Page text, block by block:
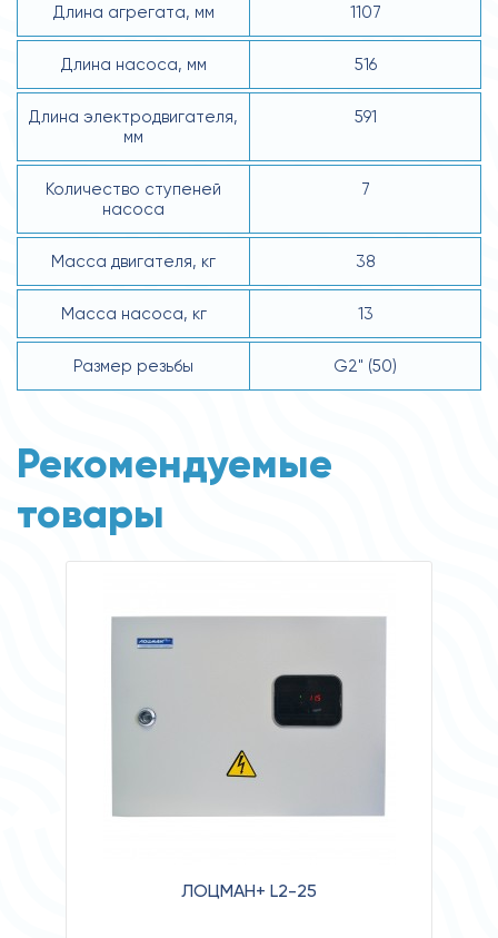
Длина агрегата, мм 1107
Длина насоса, мм 516
Длина электродвигателя,
мм
591
Количество ступеней
насоса
7
Масса двигателя, кг 38
Масса насоса, кг 13
Размер резьбы G2" (50)
Рекомендуемые
товары
ЛОЦМАН+ L2-25